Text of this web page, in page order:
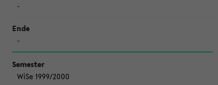
-
-
WiSe 1999/2000